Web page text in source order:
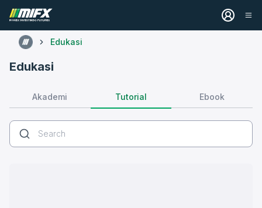
Edukasi
Edukasi
Akademi Tutorial Ebook